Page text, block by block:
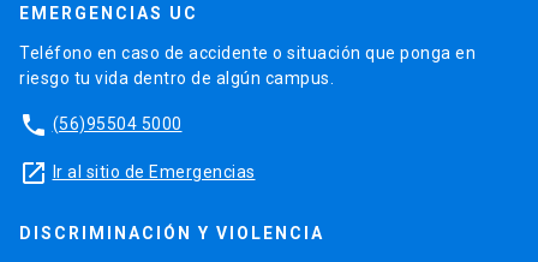
EMERGENCIAS UC
Teléfono en caso de accidente o situación que ponga en
riesgo tu vida dentro de algún campus.
phone (56)95504 5000
launch Ir al sitio de Emergencias
DISCRIMINACIÓN Y VIOLENCIA